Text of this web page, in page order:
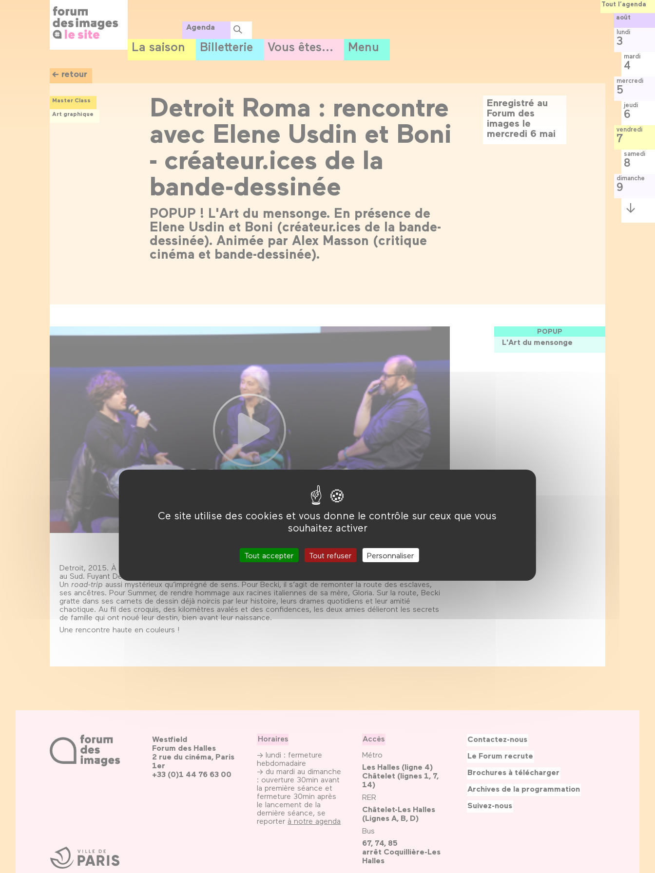
Ce site utilise des cookies et vous donne le contrôle sur ceux que vous
souhaitez activer
Tout accepter Tout refuser Personnaliser
Agenda
La saison Billetterie Vous êtes... Menu
← retour
Master Class
Art graphique
Enregistré au
Forum des
images le
mercredi 6 mai
Detroit Roma : rencontre
avec Elene Usdin et Boni
- créateur.ices de la
bande-dessinée
POPUP ! L'Art du mensonge. En présence de
Elene Usdin et Boni (créateur.ices de la bande-
dessinée). Animée par Alex Masson (critique
cinéma et bande-dessinée).
POPUP
L'Art du mensonge
Detroit, 2015. À bord d’une vieille Ford Galaxy, deux jeunes filles traversent une Amérique en déclin, du Nord
au Sud. Fuyant Detroit, leur ville natale, elles roulent jusqu’à Rome, en Géorgie, pâle copie de la cité antique.
Un road-trip aussi mystérieux qu’imprégné de sens. Pour Becki, il s’agit de remonter la route des esclaves,
ses ancêtres. Pour Summer, de rendre hommage aux racines italiennes de sa mère, Gloria. Sur la route, Becki
gratte dans ses carnets de dessin déjà noircis par leur histoire, leurs drames quotidiens et leur amitié
chaotique. Au fil des croquis, des kilomètres avalés et des confidences, les deux amies délieront les secrets
de famille qui ont noué leur destin, bien avant leur naissance.
Une rencontre haute en couleurs !
Tout l’agenda
août
lundi
3
mardi
4
mercredi
5
jeudi
6
vendredi
7
samedi
8
dimanche
9
Semaine
suivante
Ville
de
Paris
Westfield
Forum des Halles
2 rue du cinéma, Paris
1er
+33 (0)1 44 76 63 00
Horaires
→ lundi : fermeture
hebdomadaire
→ du mardi au dimanche
: ouverture 30min avant
la première séance et
fermeture 30min après
le lancement de la
dernière séance, se
reporter à notre agenda
Accès
Métro
Les Halles (ligne 4)
Châtelet (lignes 1, 7,
14)
RER
Châtelet-Les Halles
(Lignes A, B, D)
Bus
67, 74, 85
arrêt Coquillière-Les
Halles
Contactez-nous
Le Forum recrute
Brochures à télécharger
Archives de la programmation
Suivez-nous